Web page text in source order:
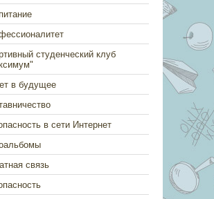
студенческий клуб
в будущее
в сети Интернет
связь